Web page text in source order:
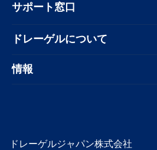
サポート窓口
ドレーゲル​について
情報
ドレーゲルジャパン株式会社 ​